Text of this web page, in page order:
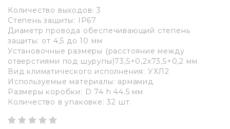
Количество выходов: 3
Степень защиты: IP67
Диаметр провода обеспечивающий степень
защиты: от 4,5 до 10 мм
Установочные размеры (расстояние между
отверстиями под шурупы)73,5+0,2х73,5+0,2 мм
Вид климатического исполнения: УХЛ2
Используемые материалы: армамид
Размеры коробки: D 74 h 44.5 мм
Количество в упаковке: 32 шт.